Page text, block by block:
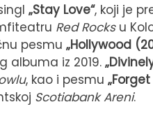
„Stay Love“, koji je
Red Rocksu
pesmu „Hollywood
albuma iz 2019.
, kao i pesmu „Forget
Scotiabank Areni.